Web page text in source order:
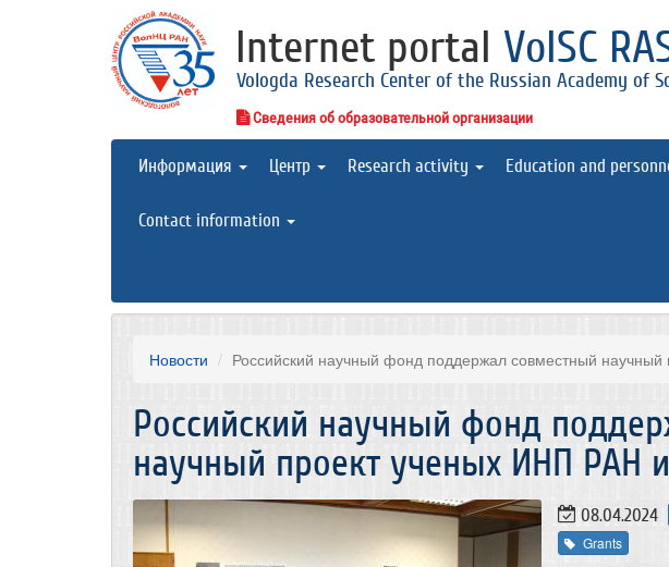
Internet portal VolSC
Vologda Research Center of the Russian Academy of
Сведения об образовательной организации
Информация Центр Research activity Education and
Contact information
Новости Российский научный фонд поддержал совместный
Российский научный фонд
научный проект ученых ИНП РАН
08.04.2024
Grants